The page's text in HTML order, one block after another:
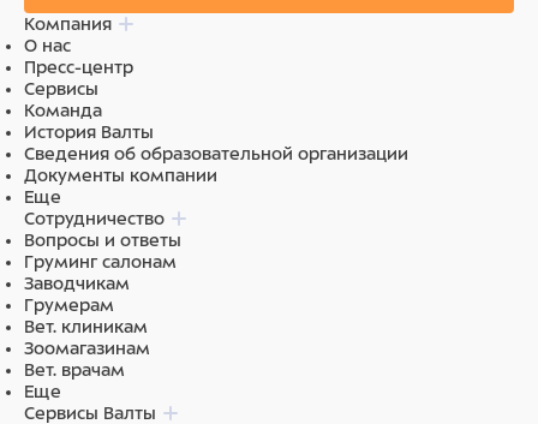
Компания
О нас
Пресс-центр
Сервисы
Команда
История Валты
Сведения об образовательной организации
Документы компании
Еще
Сотрудничество
Вопросы и ответы
Груминг салонам
Заводчикам
Грумерам
Вет. клиникам
Зоомагазинам
Вет. врачам
Еще
Сервисы Валты